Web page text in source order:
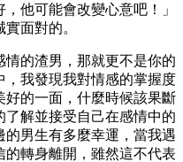
他可能會改變心意吧！」
面對的。
的渣男，那就更不是你的
，我發現我對情感的掌握度
好的一面，什麼時候該果斷
解並接受自己在感情中的
男生有多麼幸運，當我遇
轉身離開，雖然這不代表